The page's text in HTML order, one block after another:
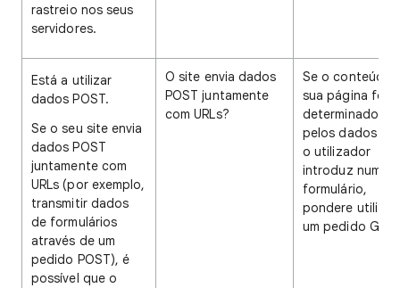
rastreio nos seus
servidores.
Está a utilizar
dados POST.
Se o seu site envia
dados POST
juntamente com
URLs (por exemplo,
transmitir dados
de formulários
através de um
pedido POST), é
possível que o
O site envia dados
POST juntamente
com URLs?
Se o conteúdo
sua página for
determinado
pelos dados
o utilizador
introduz num
formulário,
pondere utilizar
um pedido GET.